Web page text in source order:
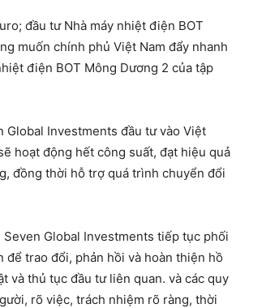
đầu tư Nhà máy nhiệt điện BOT
muốn chính phủ Việt Nam đẩy nhanh
điện BOT Mông Dương 2 của tập
Global Investments đầu tư vào Việt
hoạt động hết công suất, đạt hiệu quả
đồng thời hỗ trợ quá trình chuyển đổi
Global Investments tiếp tục phối
để trao đổi, phản hồi và hoàn thiện hồ
và thủ tục đầu tư liên quan. và các quy
rõ việc, trách nhiệm rõ ràng, thời